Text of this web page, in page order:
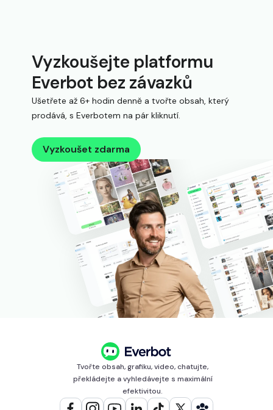
Vyzkoušejte platformu
Everbot bez závazků
Ušetřete až 6+ hodin denně a tvořte obsah, který
prodává, s Everbotem na pár kliknutí.
Vyzkoušet zdarma
Tvořte obsah, grafiku, video, chatujte,
překládejte a vyhledávejte s maximální
efektivitou.